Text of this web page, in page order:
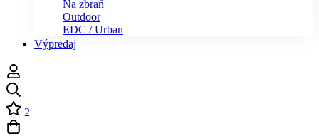
Na zbraň
Outdoor
EDC / Urban
Výpredaj
2